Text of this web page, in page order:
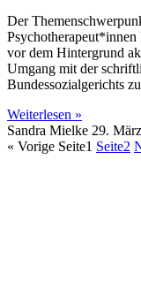
Der
Psychotherapeut*innen
vor dem Hintergrund
Umgang mit der
Bundessozialgerichts
Weiterlesen »
Sandra Mielke 29.
« Vorige Seite1 Seite2